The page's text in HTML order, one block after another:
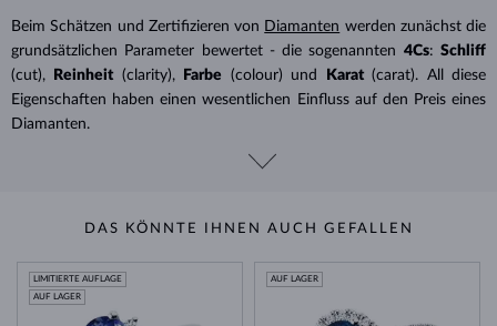
Beim Schätzen und Zertifizieren von Diamanten werden zunächst die
grundsätzlichen Parameter bewertet - die sogenannten 4Cs: Schliff
(cut),
Reinheit (clarity), Farbe (colour) und Karat (carat). All diese
Eigenschaften haben einen wesentlichen Einfluss auf den Preis eines
Diamanten.
DAS KÖNNTE IHNEN AUCH GEFALLEN
LIMITIERTE AUFLAGE
AUF LAGER
AUF LAGER